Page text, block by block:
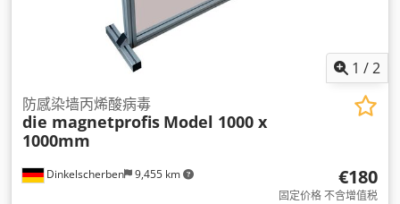
1 /2
Dinkelscherben 9,455 km
防感染墙丙烯酸病毒
die magnetprofis Model 1000 x
1000mm
€180
固定价格 不含增值税